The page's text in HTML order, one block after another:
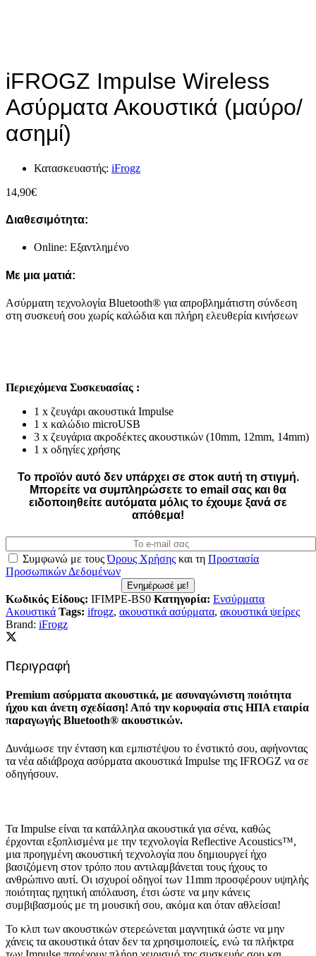
iFROGZ Impulse Wireless
Ασύρματα Ακουστικά (μαύρο/
ασημί)
Κατασκευαστής: iFrogz
14,90€
Διαθεσιμότητα:
Online: Εξαντλημένο
Με μια ματιά:
Ασύρματη τεχνολογία Bluetooth® για απροβλημάτιστη σύνδεση
στη συσκευή σου χωρίς καλώδια και πλήρη ελευθερία κινήσεων
Περιεχόμενα Συσκευασίας :
1 x ζευγάρι ακουστικά Impulse
1 x καλώδιο microUSB
3 x ζευγάρια ακροδέκτες ακουστικών (10mm, 12mm, 14mm)
1 x οδηγίες χρήσης
Το προϊόν αυτό δεν υπάρχει σε στοκ αυτή τη στιγμή.
Mπορείτε να συμπληρώσετε το email σας και θα
ειδοποιηθείτε αυτόματα μόλις το έχουμε ξανά σε
απόθεμα!
Συμφωνώ με τουςΌρους Χρήσης και τη Προστασία
Προσωπικών Δεδομένων
Ενημέρωσέ με!
Κωδικός Είδους: IFIMPE-BS0 Κατηγορία: Ενσύρματα
Ακουστικά Tags: ifrogz, ακουστικά ασύρματα, ακουστικά ψείρες
Brand: iFrogz
Περιγραφή
Premium ασύρματα ακουστικά, με ασυναγώνιστη ποιότητα
ήχου και άνετη σχεδίαση! Από την κορυφαία στις ΗΠΑ εταιρία
παραγωγής Bluetooth® ακουστικών.
Δυνάμωσε την ένταση και εμπιστέψου το ένστικτό σου, αφήνοντας
τα νέα αδιάβροχα ασύρματα ακουστικά Impulse της IFROGZ να σε
οδηγήσουν.
Τα Impulse είναι τα κατάλληλα ακουστικά για σένα, καθώς
έρχονται εξοπλισμένα με την τεχνολογία Reflective Acoustics™,
μια προηγμένη ακουστική τεχνολογία που δημιουργεί ήχο
βασιζόμενη στον τρόπο που αντιλαμβάνεται τους ήχους το
ανθρώπινο αυτί. Οι ισχυροί οδηγοί των 11mm προσφέρουν υψηλής
ποιότητας ηχητική απόλαυση, έτσι ώστε να μην κάνεις
συμβιβασμούς με τη μουσική σου, ακόμα και όταν αθλείσαι!
Το κλιπ των ακουστικών στερεώνεται μαγνητικά ώστε να μην
χάνεις τα ακουστικά όταν δεν τα χρησιμοποιείς, ενώ τα πλήκτρα